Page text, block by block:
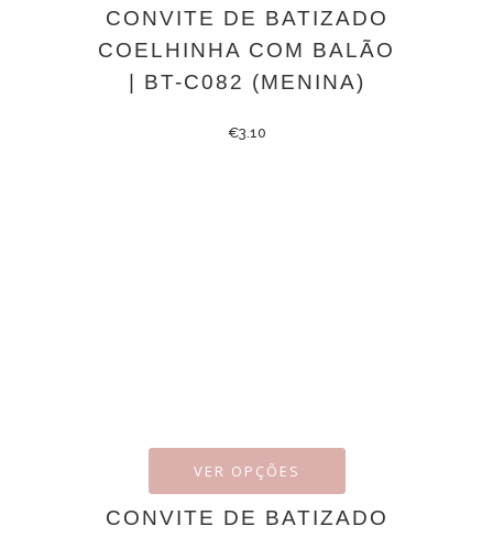
CONVITE DE BATIZADO
COELHINHA COM BALÃO
| BT-C082 (MENINA)
€3.10
VER OPÇÕES
CONVITE DE BATIZADO